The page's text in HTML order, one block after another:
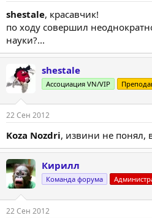
shestale, красавчик!
по ходу совершил
науки?...
shestale
Ассоциация VN/VIP
22 Сен 2012
Koza Nozdri, извини не понял,
Кирилл
Команда форума
22 Сен 2012